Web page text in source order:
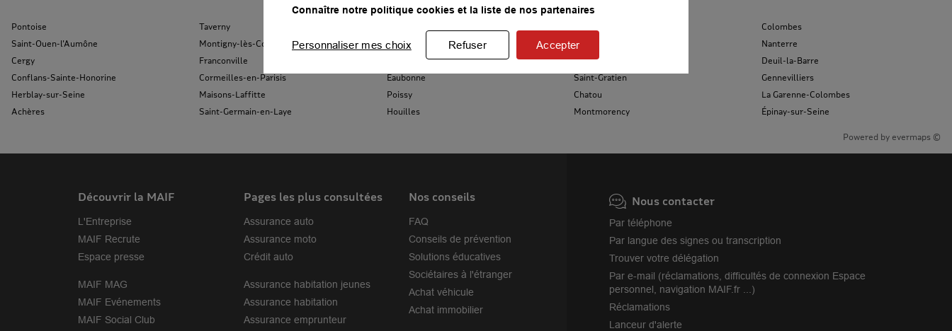
Prendre rendez-vous Voir plus
MAIF Assurances Paris Commerce
Fermé actuellement
MAIF Assurances Paris Magenta
15 boulevard Magenta
75010 Paris
Voir plus
Pontoise
Saint-Ouen-l'Aumône
Cergy
Conflans-Sainte-Honorine
Herblay-sur-Seine
Achères
Taverny
Montigny-lès-Cormeilles
Franconville
Cormeilles-en-Parisis
Maisons-Laffitte
Saint-Germain-en-Laye
Sartrouville
Eaubonne
Poissy
Houilles
Argenteuil
Bezons
Saint-Gratien
Chatou
Montmorency
Colombes
Nanterre
Deuil-la-Barre
Gennevilliers
La Garenne-Colombes
Épinay-sur-Seine
Powered by evermaps ©
Découvrir la MAIF
L'Entreprise
MAIF Recrute
Espace presse
MAIF MAG
MAIF Evénements
MAIF Social Club
Pages les plus consultées
Assurance auto
Assurance moto
Crédit auto
Assurance habitation jeunes
Assurance habitation
Assurance emprunteur
Nos conseils
FAQ
Conseils de prévention
Solutions éducatives
Sociétaires à l'étranger
Achat véhicule
Achat immobilier
Nous contacter
Par téléphone
Par langue des signes ou transcription
Trouver votre délégation
Par e-mail (réclamations, difficultés de connexion Espace
personnel, navigation MAIF.fr ...)
Réclamations
Lanceur d'alerte
Connaître notre politique cookies et la liste de nos partenaires
Personnaliser mes choix Refuser Accepter